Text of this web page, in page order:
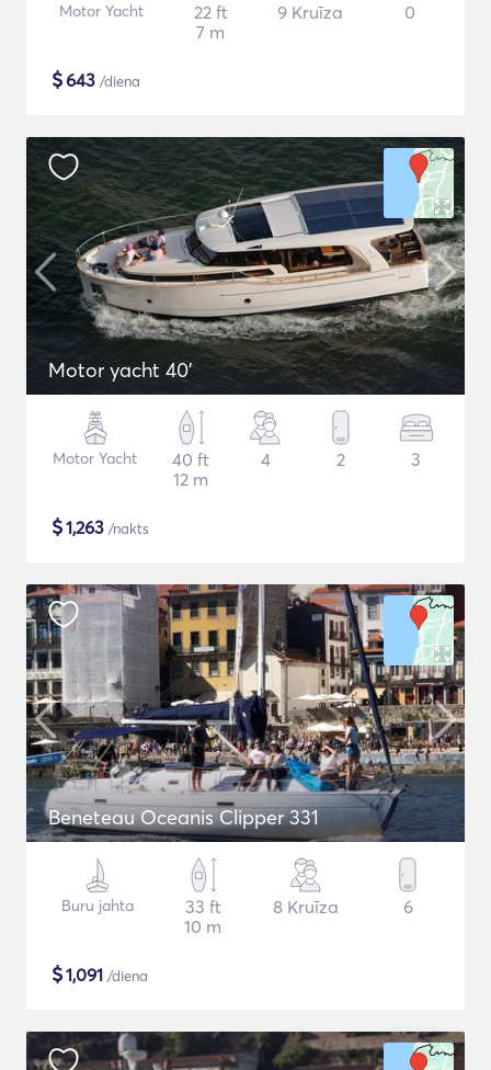
Motor Yacht
22 ft
7 m
9 Kruīza 0
$643 /diena
Motor yacht 40'
Motor Yacht
40 ft
12 m
4 2 3
$1,263 /nakts
Beneteau Oceanis Clipper 331
Buru jahta
33 ft
10 m
8 Kruīza 6
$1,091 /diena